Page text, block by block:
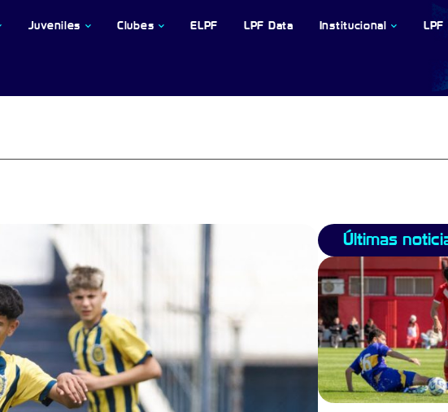
Juveniles Clubes ELPF LPF Data Institucional LPF
Últimas